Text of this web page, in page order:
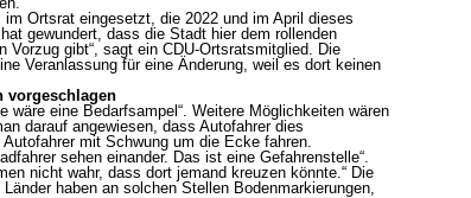
Ortsrat eingesetzt, die 2022 und im April dieses
gewundert, dass die Stadt hier dem rollenden
Vorzug gibt“, sagt ein CDU-Ortsratsmitglied. Die
Veranlassung für eine Änderung, weil es dort keinen
vorgeschlagen
wäre eine Bedarfsampel“. Weitere Möglichkeiten wären
darauf angewiesen, dass Autofahrer dies
mit Schwung um die Ecke fahren.
sehen einander. Das ist eine Gefahrenstelle“.
nicht wahr, dass dort jemand kreuzen könnte.“ Die
haben an solchen Stellen Bodenmarkierungen,